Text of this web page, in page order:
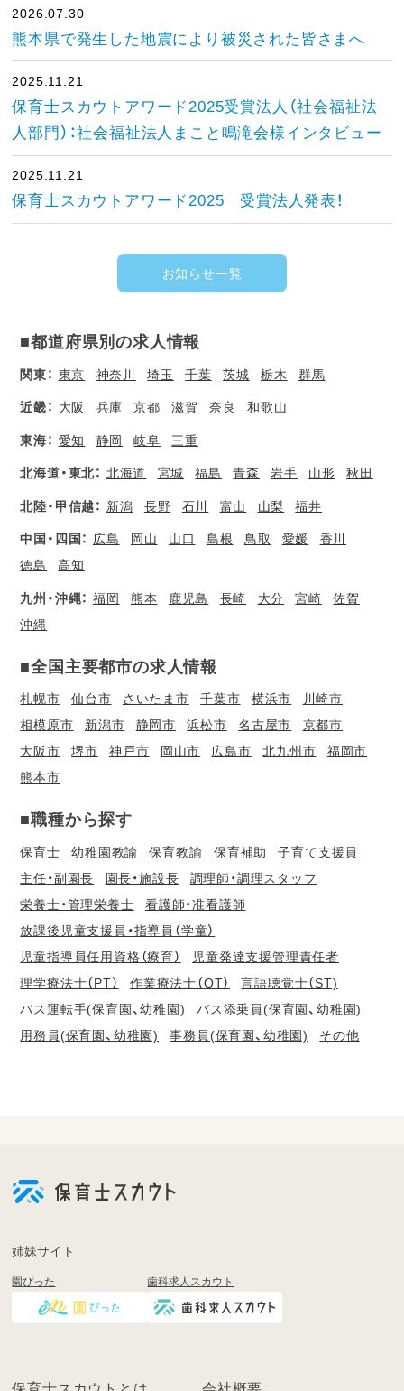
2026.07.30
熊本県で発生した地震により被災された皆さまへ
2025.11.21
保育士スカウトアワード2025受賞法人（社会福祉法
人部門）：社会福祉法人まこと鳴滝会様インタビュー
2025.11.21
保育士スカウトアワード2025 受賞法人発表！
お知らせ一覧
■都道府県別の求人情報
関東： 東京 神奈川 埼玉 千葉 茨城 栃木 群馬
近畿： 大阪 兵庫 京都 滋賀 奈良 和歌山
東海： 愛知 静岡 岐阜 三重
北海道・東北： 北海道 宮城 福島 青森 岩手 山形 秋田
北陸・甲信越： 新潟 長野 石川 富山 山梨 福井
中国・四国： 広島 岡山 山口 島根 鳥取 愛媛
香川
徳島
高知
九州・沖縄： 福岡 熊本 鹿児島 長崎 大分 宮崎
佐賀
沖縄
■全国主要都市の求人情報
札幌市 仙台市 さいたま市 千葉市 横浜市
川崎市
相模原市
新潟市 静岡市 浜松市 名古屋市
京都市
大阪市
堺市 神戸市 岡山市 広島市 北九州市
福岡市
熊本市
■職種から探す
保育士 幼稚園教諭 保育教諭 保育補助
子育て支援員
主任・副園長
園長・施設長
調理師・調理スタッフ
栄養士・管理栄養士
看護師・准看護師
放課後児童支援員・指導員（学童）
児童指導員任用資格（療育）
児童発達支援管理責任者
理学療法士（PT）
作業療法士（OT）
言語聴覚士（ST)
バス運転手(保育園、幼稚園)
バス添乗員(保育園、幼稚園)
用務員(保育園、幼稚園)
事務員(保育園、幼稚園) その他
登
く
姉妹サイト
園ぴった 歯科求人スカウト